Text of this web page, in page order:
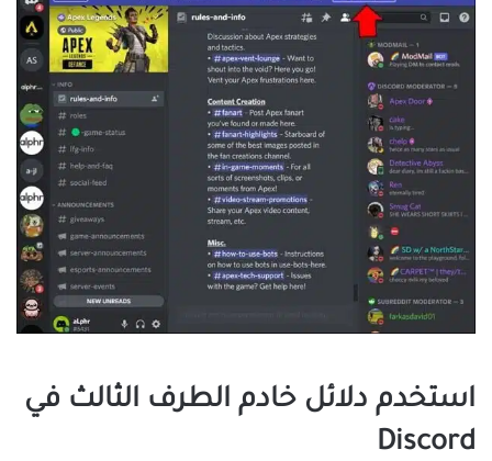
استخدم دلائل خادم الطرف الثالث في
Discord